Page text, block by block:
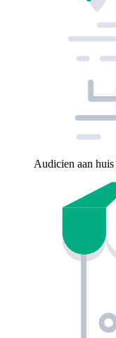
Audicien aan huis